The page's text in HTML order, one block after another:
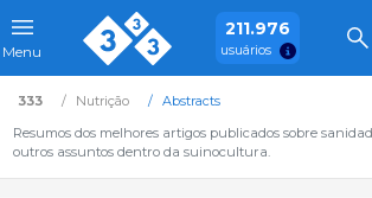
Menu
211.976
usuários
333 Nutrição
Abstracts
Resumos dos melhores artigos publicados sobre
outros assuntos dentro da suinocultura.